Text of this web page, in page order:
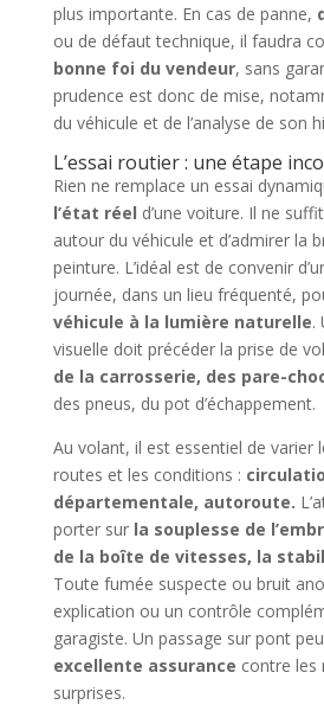
plus importante. En cas de panne,
ou de défaut technique, il faudra
bonne foi du vendeur, sans
prudence est donc de mise,
du véhicule et de l’analyse de son
L’essai routier : une étape
Rien ne remplace un essai
l’état réel d’une voiture. Il ne
autour du véhicule et d’admirer la
peinture. L’idéal est de convenir
journée, dans un lieu fréquenté,
véhicule à la lumière naturelle.
visuelle doit précéder la prise de
de la carrosserie, des pare-
des pneus, du pot d’échappement.
Au volant, il est essentiel de varier
routes et les conditions :
départementale, autoroute.
porter sur la souplesse de
de la boîte de vitesses, la
Toute fumée suspecte ou bruit
explication ou un contrôle
garagiste. Un passage sur pont
excellente assurance contre les
surprises.